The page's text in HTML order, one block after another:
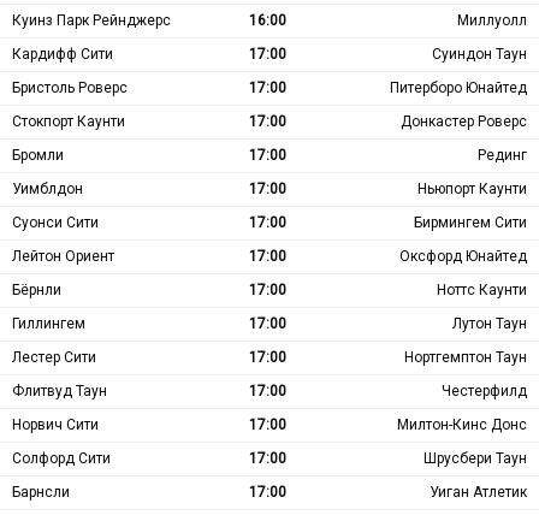
Куинз Парк Рейнджерс
16:00
Миллуолл
Кардифф Сити
17:00
Суиндон Таун
Бристоль Роверс
17:00
Питерборо Юнайтед
Стокпорт Каунти
17:00
Донкастер Роверс
Бромли
17:00
Рединг
Уимблдон
17:00
Ньюпорт Каунти
Суонси Сити
17:00
Бирмингем Сити
Лейтон Ориент
17:00
Оксфорд Юнайтед
Бёрнли
17:00
Ноттс Каунти
Гиллингем
17:00
Лутон Таун
Лестер Сити
17:00
Нортгемптон Таун
Флитвуд Таун
17:00
Честерфилд
Норвич Сити
17:00
Милтон-Кинс Донс
Солфорд Сити
17:00
Шрусбери Таун
Барнсли
17:00
Уиган Атлетик